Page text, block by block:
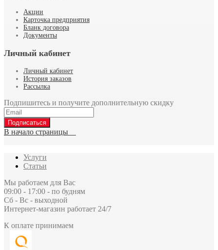
Акции
Карточка предприятия
Бланк договора
Документы
Личный кабинет
Личный кабинет
История заказов
Рассылка
Подпишитесь и получите дополнительную скидку
Подписаться
В начало страницы
Услуги
Статьи
Мы работаем для Вас
09:00 - 17:00 - по будням
Сб - Вс - выходной
Интернет-магазин работает 24/7
К оплате принимаем